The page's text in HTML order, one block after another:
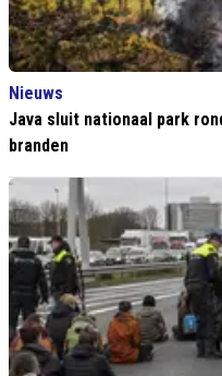
Nieuws
Java sluit nationaal park
branden